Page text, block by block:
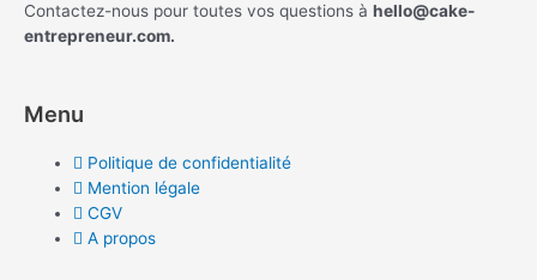
Contactez-nous pour toutes vos questions à hello@cake-
entrepreneur.com.
Menu
Politique de confidentialité
Mention légale
CGV
A propos